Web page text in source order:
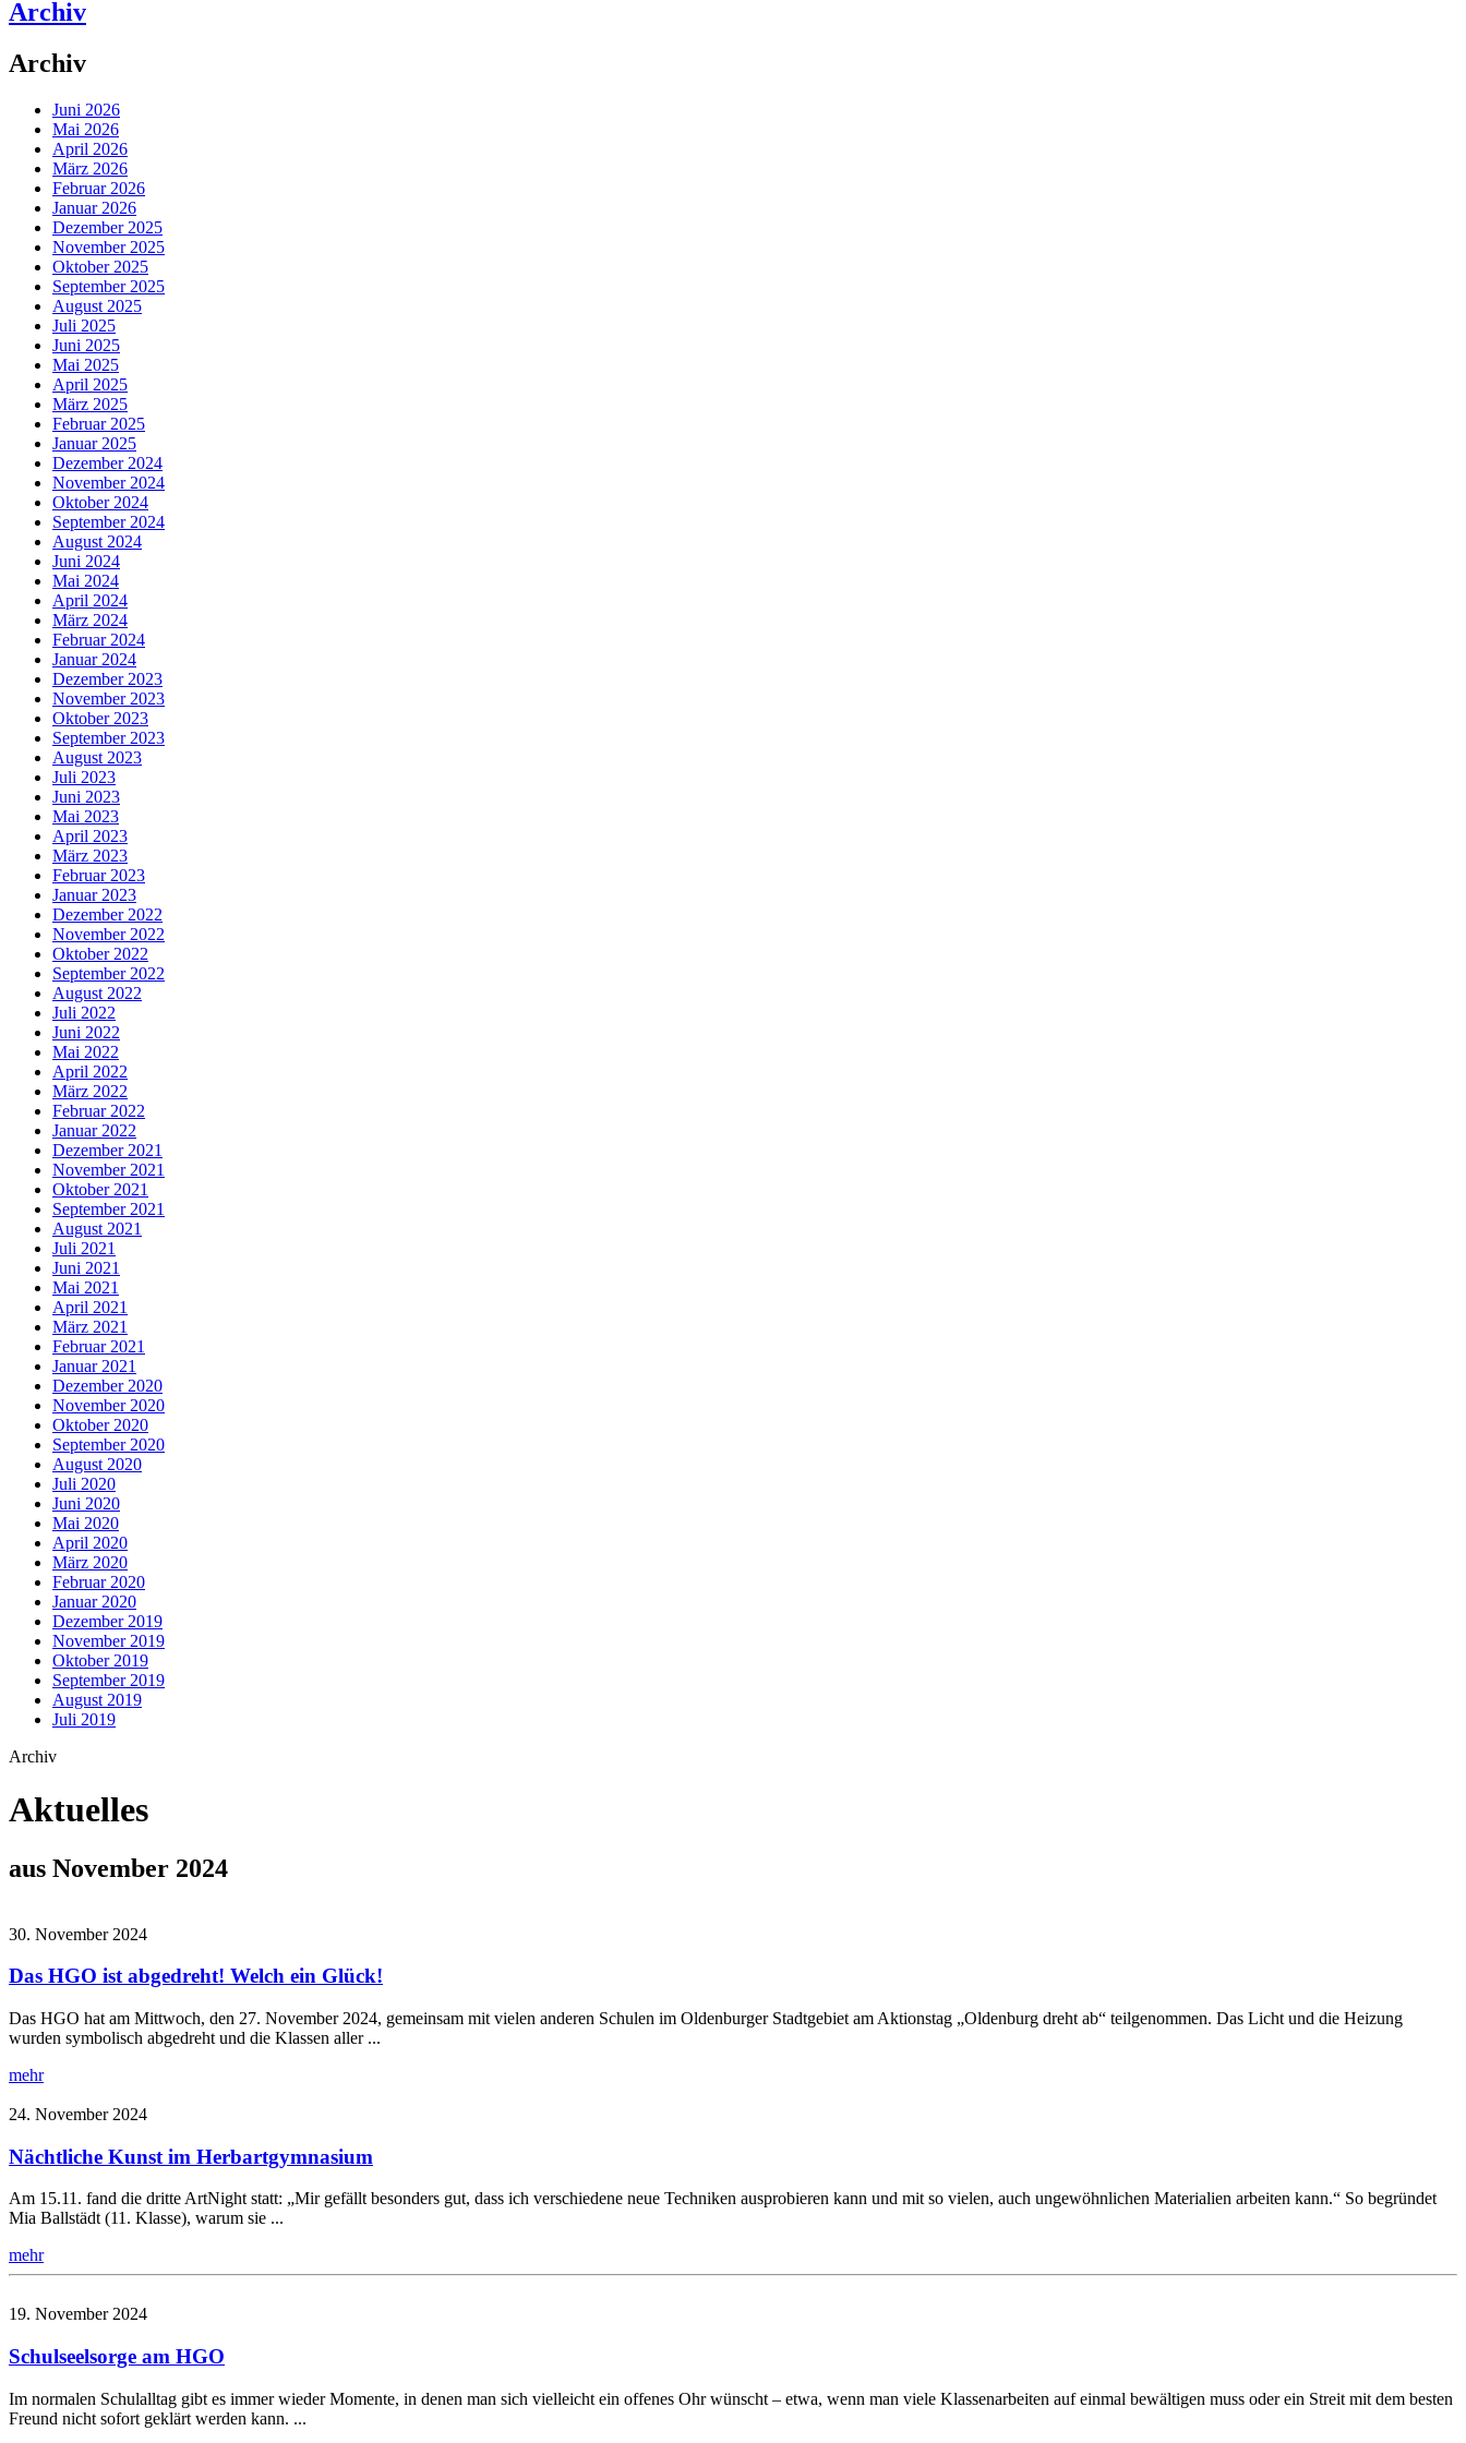
Archiv
Archiv
Juni 2026
Mai 2026
April 2026
März 2026
Februar 2026
Januar 2026
Dezember 2025
November 2025
Oktober 2025
September 2025
August 2025
Juli 2025
Juni 2025
Mai 2025
April 2025
März 2025
Februar 2025
Januar 2025
Dezember 2024
November 2024
Oktober 2024
September 2024
August 2024
Juni 2024
Mai 2024
April 2024
März 2024
Februar 2024
Januar 2024
Dezember 2023
November 2023
Oktober 2023
September 2023
August 2023
Juli 2023
Juni 2023
Mai 2023
April 2023
März 2023
Februar 2023
Januar 2023
Dezember 2022
November 2022
Oktober 2022
September 2022
August 2022
Juli 2022
Juni 2022
Mai 2022
April 2022
März 2022
Februar 2022
Januar 2022
Dezember 2021
November 2021
Oktober 2021
September 2021
August 2021
Juli 2021
Juni 2021
Mai 2021
April 2021
März 2021
Februar 2021
Januar 2021
Dezember 2020
November 2020
Oktober 2020
September 2020
August 2020
Juli 2020
Juni 2020
Mai 2020
April 2020
März 2020
Februar 2020
Januar 2020
Dezember 2019
November 2019
Oktober 2019
September 2019
August 2019
Juli 2019
Archiv
Aktuelles
aus November 2024
30. November 2024
Das HGO ist abgedreht! Welch ein Glück!
Das HGO hat am Mittwoch, den 27. November 2024, gemeinsam mit vielen anderen Schulen im Oldenburger Stadtgebiet am Aktionstag „Oldenburg dreht ab“ teilgenommen. Das Licht und die Heizung
wurden symbolisch abgedreht und die Klassen aller ...
mehr
24. November 2024
Nächtliche Kunst im Herbartgymnasium
Am 15.11. fand die dritte ArtNight statt: „Mir gefällt besonders gut, dass ich verschiedene neue Techniken ausprobieren kann und mit so vielen, auch ungewöhnlichen Materialien arbeiten kann.“ So begründet
Mia Ballstädt (11. Klasse), warum sie ...
mehr
19. November 2024
Schulseelsorge am HGO
Im normalen Schulalltag gibt es immer wieder Momente, in denen man sich vielleicht ein offenes Ohr wünscht – etwa, wenn man viele Klassenarbeiten auf einmal bewältigen muss oder ein Streit mit dem besten
Freund nicht sofort geklärt werden kann. ...